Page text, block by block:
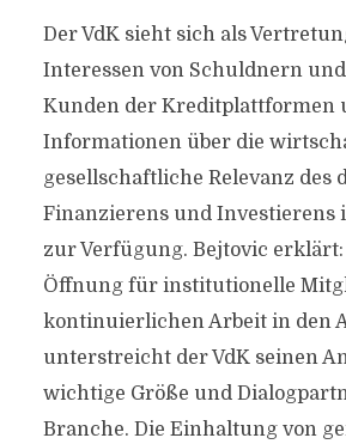
Der VdK sieht sich als
Interessen von Schuldnern
Kunden der Kreditplattformen
Informationen über die
gesellschaftliche Relevanz des
Finanzierens und Investierens
zur Verfügung. Bejtovic erklärt:
Öffnung für institutionelle
kontinuierlichen Arbeit in den
unterstreicht der VdK seinen
wichtige Größe und
Branche. Die Einhaltung von